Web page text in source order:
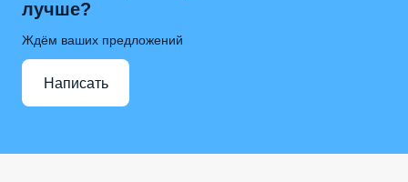
лучше?
Ждём ваших предложений
Написать